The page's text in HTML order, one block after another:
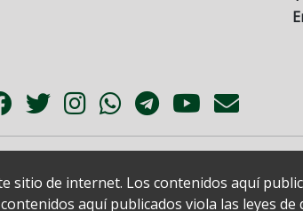
sitio de internet. Los contenidos aquí
aquí publicados viola las leyes de